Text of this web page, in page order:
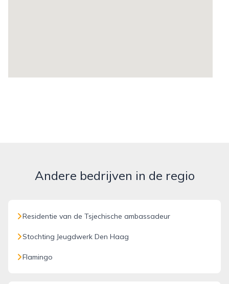
Andere bedrijven in de regio
Residentie van de Tsjechische ambassadeur
Stochting Jeugdwerk Den Haag
Flamingo